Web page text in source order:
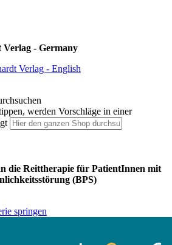
- Germany
Verlag - English
werden Vorschläge in einer
die Reittherapie für PatientInnen mit
(BPS)
springen